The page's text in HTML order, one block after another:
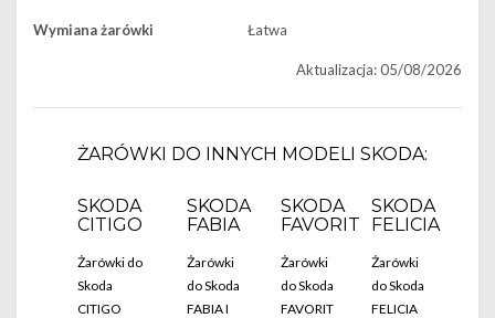
Wymiana żarówki Łatwa
Aktualizacja: 05/08/2026
ŻARÓWKI DO INNYCH MODELI SKODA:
SKODA
CITIGO
Żarówki do
Skoda
CITIGO
SKODA
FABIA
Żarówki
do Skoda
FABIA I
SKODA
FAVORIT
Żarówki
do Skoda
FAVORIT
SKODA
FELICIA
Żarówki
do Skoda
FELICIA